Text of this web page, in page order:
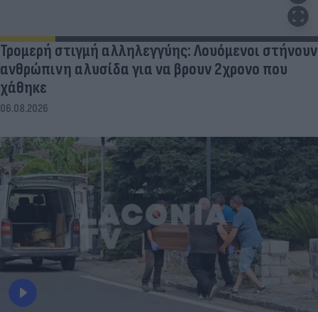
Τρομερή στιγμή αλληλεγγύης: Λουόμενοι στήνουν
ανθρώπινη αλυσίδα για να βρουν 2χρονο που
χάθηκε
06.08.2026